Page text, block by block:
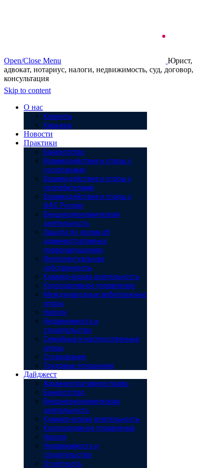
Open/Close Menu
Юрист,
адвокат, нотариус, налоги, недвижимость, суд, договор,
консультация
Skip to content
О нас
Клиенты
Карьера
Новости
Практики
Банкротство
Взаимодействие и споры с
госорганами
Взаимодействие и споры с
потребителями
Взаимодействие и споры с
ФАС России
Внешнеэкономическая
деятельность
Защита по делам об
административных
правонарушениях
Интеллектуальная
собственность
Коммерческая деятельность
Корпоративное управление
Международные арбитражные
споры
Налоги
Недвижимость и
строительство
Семейные и наследственные
споры
Страхование
Трудовые отношения
Дайджест
Административное право
Банкротство
Внешнеэкономическая
деятельность
Коммерческая деятельность
Корпоративное управление
Налоги
Недвижимость и
строительство
Отчётность